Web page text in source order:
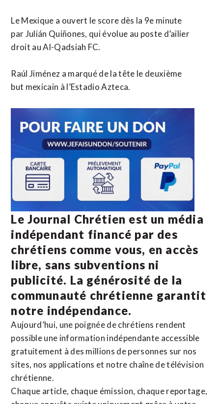
Le Mexique a ouvert le score dès la 9e minute
par Julián Quiñones, qui évolue au poste d’ailier
droit au Al-Qadsiah FC.
Raúl Jiménez a marqué de la tête le deuxième
but mexicain à l’Estadio Azteca.
Le Journal Chrétien est un média
indépendant financé par des
chrétiens comme vous, en accès
libre, sans subventions ni
publicité. La générosité de la
communauté chrétienne garantit
notre indépendance.
Aujourd’hui, une poignée de chrétiens rendent
possible une information indépendante accessible
gratuitement à des millions de personnes sur nos
sites, nos applications et notre chaîne de télévision
chrétienne.
Chaque article, chaque émission, chaque reportage,